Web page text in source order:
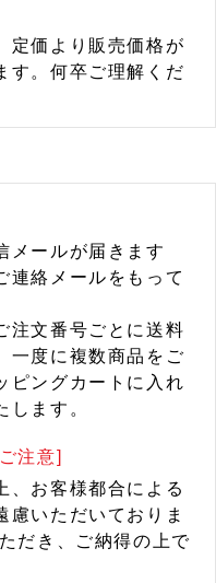
定価より販売価格が
す。何卒ご理解くだ
メールが届きます
連絡メールをもって
注文番号ごとに送料
一度に複数商品をご
ピングカートに入れ
します。
注意]
、お客様都合による
慮いただいておりま
だき、ご納得の上で